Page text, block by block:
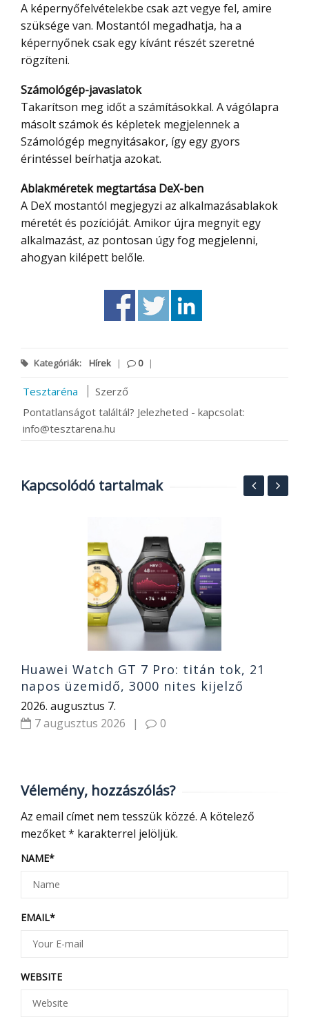
A képernyőfelvételekbe csak azt vegye fel, amire
szüksége van. Mostantól megadhatja, ha a
képernyőnek csak egy kívánt részét szeretné
rögzíteni.
Számológép-javaslatok
Takarítson meg időt a számításokkal. A vágólapra
másolt számok és képletek megjelennek a
Számológép megnyitásakor, így egy gyors
érintéssel beírhatja azokat.
Ablakméretek megtartása DeX-ben
A DeX mostantól megjegyzi az alkalmazásablakok
méretét és pozícióját. Amikor újra megnyit egy
alkalmazást, az pontosan úgy fog megjelenni,
ahogyan kilépett belőle.
Kategóriák: Hírek | 0 |
Tesztaréna
Szerző
Pontatlanságot találtál? Jelezheted - kapcsolat:
info@tesztarena.hu
Kapcsolódó tartalmak
Huawei Watch GT 7 Pro: titán tok, 21
napos üzemidő, 3000 nites kijelző
2026. augusztus 7.
7 augusztus 2026
| 0
Vélemény, hozzászólás?
Az email címet nem tesszük közzé. A kötelező
mezőket* karakterrel jelöljük.
NAME*
EMAIL*
WEBSITE